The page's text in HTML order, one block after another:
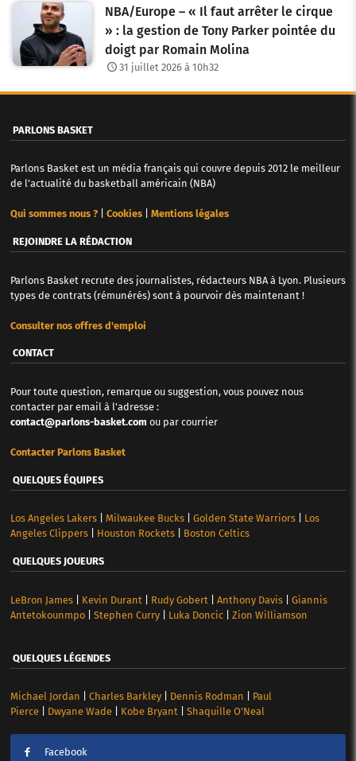
NBA/Europe – « Il faut arrêter le cirque
» : la gestion de Tony Parker pointée du
doigt par Romain Molina
31 juillet 2026 à 10h32
PARLONS BASKET
Parlons Basket est un média français qui couvre depuis 2012 le meilleur
de l'actualité du basketball américain (NBA)
Qui sommes nous ?| Cookies| Mentions légales
REJOINDRE LA RÉDACTION
Parlons Basket recrute des journalistes, rédacteurs NBA à Lyon. Plusieurs
types de contrats (rémunérés) sont à pourvoir dès maintenant !
Consulter nos offres d'emploi
CONTACT
Pour toute question, remarque ou suggestion, vous pouvez nous
contacter par email à l'adresse :
contact@parlons-basket.com ou par courrier
Contacter Parlons Basket
QUELQUES ÉQUIPES
Los Angeles Lakers| Milwaukee Bucks| Golden State Warriors| Los
Angeles Clippers| Houston Rockets| Boston Celtics
QUELQUES JOUEURS
LeBron James| Kevin Durant Rudy Gobert Anthony Davis| Giannis
Antetokounmpo| Stephen Curry| Luka Doncic| Zion Williamson
QUELQUES LÉGENDES
Michael Jordan Charles Barkley| Dennis Rodman
Paul
Pierce| Dwyane Wade| Kobe Bryant| Shaquille O’Neal
Facebook